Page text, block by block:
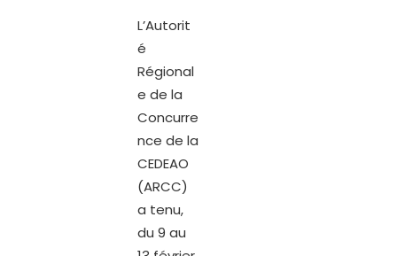
L’Autorit
é
Régional
e de la
Concurre
nce de la
CEDEAO
(ARCC)
a tenu,
du 9 au